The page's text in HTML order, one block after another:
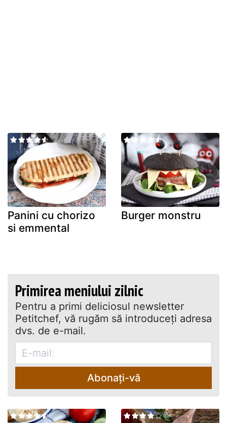
Panini cu chorizo
si emmental
Burger monstru
Primirea meniului zilnic
Pentru a primi deliciosul newsletter
Petitchef, vă rugăm să introduceţi adresa
dvs. de e-mail.
Abonați-vă